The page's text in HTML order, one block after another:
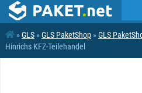
»GLS »GLS PaketShop »GLS
Hinrichs KFZ-Teilehandel